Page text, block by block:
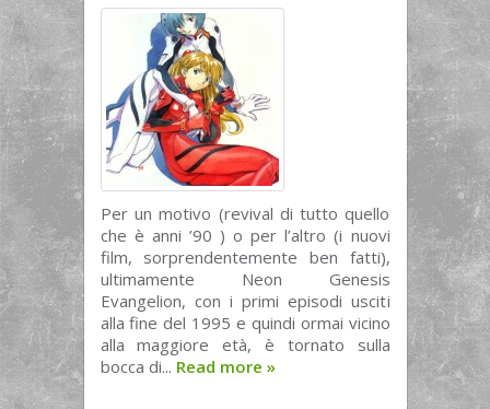
Per un motivo (revival di tutto quello
che è anni ’90 ) o per l’altro (i nuovi
film, sorprendentemente ben fatti),
ultimamente Neon Genesis
Evangelion, con i primi episodi usciti
alla fine del 1995 e quindi ormai vicino
alla maggiore età, è tornato sulla
bocca di... Read more »